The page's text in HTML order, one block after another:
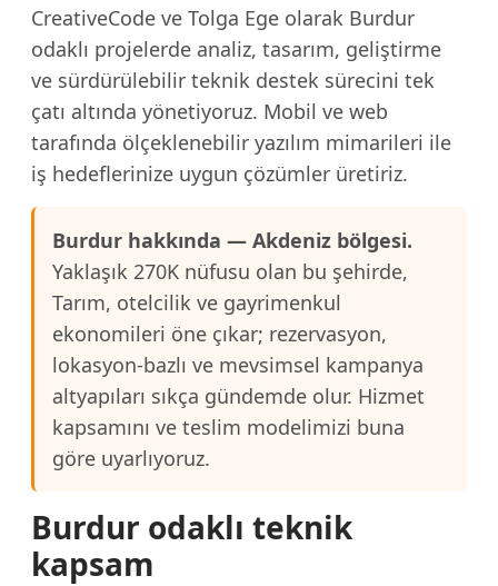
CreativeCode ve Tolga Ege olarak Burdur
odaklı projelerde analiz, tasarım, geliştirme
ve sürdürülebilir teknik destek sürecini tek
çatı altında yönetiyoruz. Mobil ve web
tarafında ölçeklenebilir yazılım mimarileri ile
iş hedeflerinize uygun çözümler üretiriz.
Burdur hakkında — Akdeniz bölgesi.
Yaklaşık 270K nüfusu olan bu şehirde,
Tarım, otelcilik ve gayrimenkul
ekonomileri öne çıkar; rezervasyon,
lokasyon-bazlı ve mevsimsel kampanya
altyapıları sıkça gündemde olur. Hizmet
kapsamını ve teslim modelimizi buna
göre uyarlıyoruz.
Burdur odaklı teknik
kapsam